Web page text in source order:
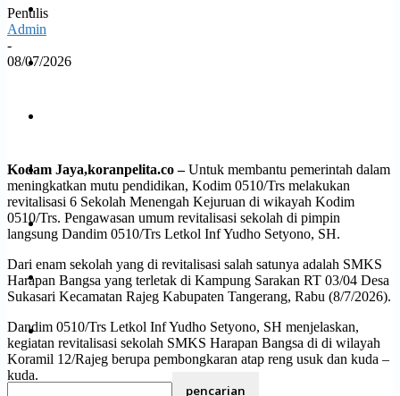
Opini
Ekonomi dan Bisnis
Jabodetabek
Kesehatan
Olahraga
Pendidikan
Penulis
Admin
-
08/07/2026
Kodam Jaya,koranpelita.co –Untuk membantu pemerintah dalam
meningkatkan mutu pendidikan, Kodim 0510/Trs melakukan
revitalisasi 6 Sekolah Menengah Kejuruan di wikayah Kodim
0510/Trs. Pengawasan umum revitalisasi sekolah di pimpin
langsung Dandim 0510/Trs Letkol Inf Yudho Setyono, SH.
Dari enam sekolah yang di revitalisasi salah satunya adalah SMKS
Harapan Bangsa yang terletak di Kampung Sarakan RT 03/04 Desa
Sukasari Kecamatan Rajeg Kabupaten Tangerang, Rabu (8/7/2026).
Dandim 0510/Trs Letkol Inf Yudho Setyono, SH menjelaskan,
kegiatan revitalisasi sekolah SMKS Harapan Bangsa di di wilayah
Koramil 12/Rajeg berupa pembongkaran atap reng usuk dan kuda –
kuda.